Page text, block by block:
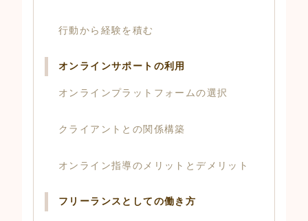
行動から経験を積む
オンラインサポートの利用
オンラインプラットフォームの選択
クライアントとの関係構築
オンライン指導のメリットとデメリット
フリーランスとしての働き方